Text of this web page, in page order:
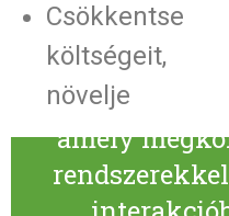
Csökkentse
költségeit,
növelje
A
egy olyan
amely